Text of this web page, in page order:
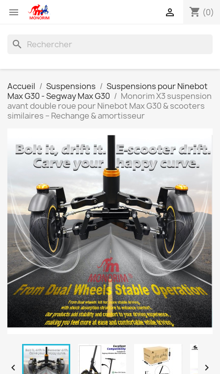
 shopping_cart (0)

search
Accueil Suspensions
Suspensions pour Ninebot
Max G30 - Segway Max G30
Monorim X3 suspension
avant double roue pour Ninebot Max G30 & scooters
similaires – Rechange & amortisseur
 